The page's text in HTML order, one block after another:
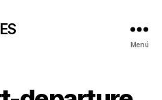
ES
Menú